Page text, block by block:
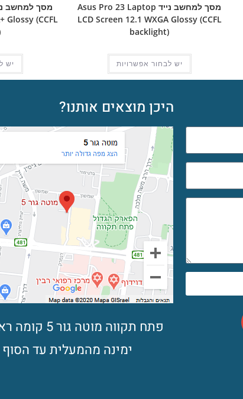
מסך למחשב נייד Asus Pro 23 Laptop
LCD Screen 12.1 WXGA Glossy (CCFL
backlight)
יש לבחור אפשרויות
Glossy (CCFL
יש
היכן מוצאים אותנו?
פתח תקווה מוטה
ימינה מהמעלית עד הסוף